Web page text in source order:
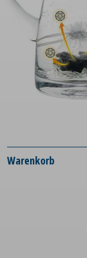
Warenkorb